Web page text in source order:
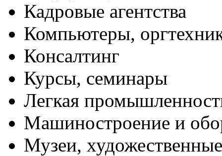
Кадровые агентства
Компьютеры,
Консалтинг
Курсы, семинары
Легкая
Машиностроение и
Музеи,